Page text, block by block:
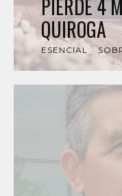
PIERDE 4
QUIROGA
ESENCIAL